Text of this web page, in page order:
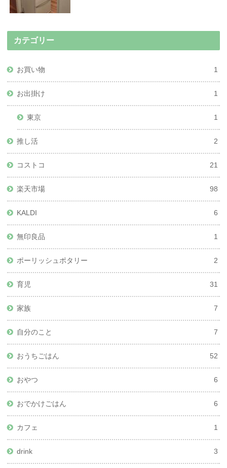
カテゴリー
お買い物 1
お出掛け 1
東京 1
推し活 2
コストコ 21
楽天市場 98
KALDI 6
無印良品 1
ポーリッシュポタリー 2
育児 31
家族 7
自分のこと 7
おうちごはん 52
おやつ 6
おでかけごはん 6
カフェ 1
drink 3